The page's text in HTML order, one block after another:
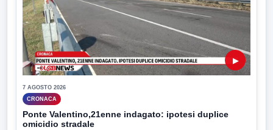
▶
7 AGOSTO 2026
CRONACA
Ponte Valentino,21enne indagato: ipotesi duplice
omicidio stradale